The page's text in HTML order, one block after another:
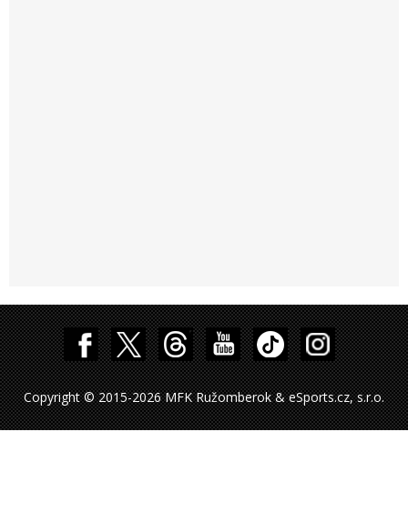
Copyright © 2015-2026 MFK Ružomberok & eSports.cz, s.r.o.